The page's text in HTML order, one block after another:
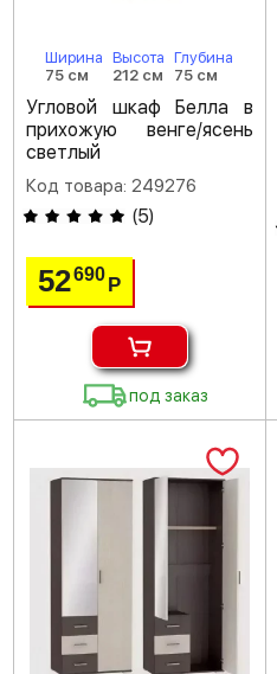
Ширина
75 см
Высота
212 см
Глубина
75 см
Угловой шкаф Белла в
прихожую венге/ясень
светлый
Код товара: 249276
(5)
52690Р
под заказ